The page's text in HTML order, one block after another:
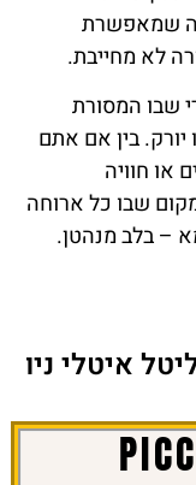
שמאפשרת
לא מחייבת.
שבו המסורת
בין אם אתם
או חוויה
שבו כל ארוחה
– בלב מנהטן.
איטלי ניו